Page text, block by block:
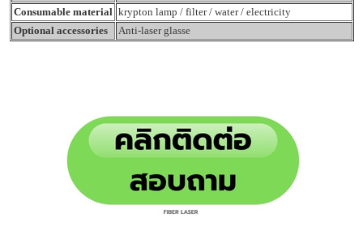
Consumable material krypton lamp / filter / water / electricity
Optional accessories
Anti-laser glasse